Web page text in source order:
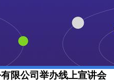
限公司举办线上宣讲会